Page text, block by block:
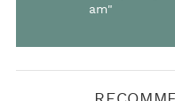
am"